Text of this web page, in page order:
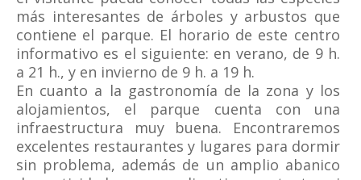
más interesantes de árboles y arbustos que
contiene el parque. El horario de este centro
informativo es el siguiente: en verano, de 9 h.
a 21 h., y en invierno de 9 h. a 19 h.
En cuanto a la gastronomía de la zona y los
alojamientos, el parque cuenta con una
infraestructura muy buena. Encontraremos
excelentes restaurantes y lugares para dormir
sin problema, además de un amplio abanico